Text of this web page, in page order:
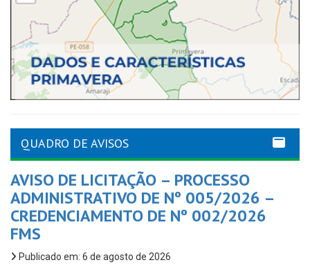
QUADRO DE AVISOS
AVISO DE LICITAÇÃO – PROCESSO
ADMINISTRATIVO DE Nº 005/2026 –
CREDENCIAMENTO DE Nº 002/2026
FMS
Publicado em: 6 de agosto de 2026